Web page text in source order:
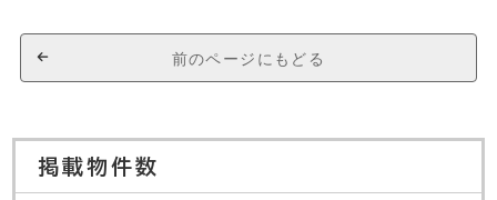
前のページにもどる
掲載物件数